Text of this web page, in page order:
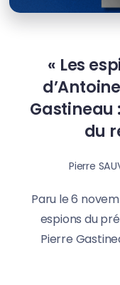
« Les
Gastineau
du
Pierre
Paru le 6
espions du
Pierre